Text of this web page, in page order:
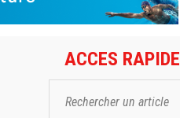
ACCES RAPIDE